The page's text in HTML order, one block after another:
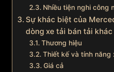
Nhiều tiện nghi công
Sự khác biệt của
dòng xe tải bán tải khác
Thương hiệu
Thiết kế và tính năng
Giá cả